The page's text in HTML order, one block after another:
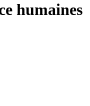
humaines